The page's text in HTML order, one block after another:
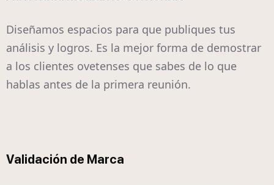
Diseñamos espacios para que publiques tus
análisis y logros. Es la mejor forma de demostrar
a los clientes ovetenses que sabes de lo que
hablas antes de la primera reunión.
Validación de Marca